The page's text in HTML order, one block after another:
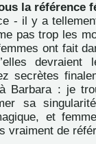
la référence
- il y a
pas trop les
ont fait
devraient
secrètes
Barbara : je
sa
et
vraiment de